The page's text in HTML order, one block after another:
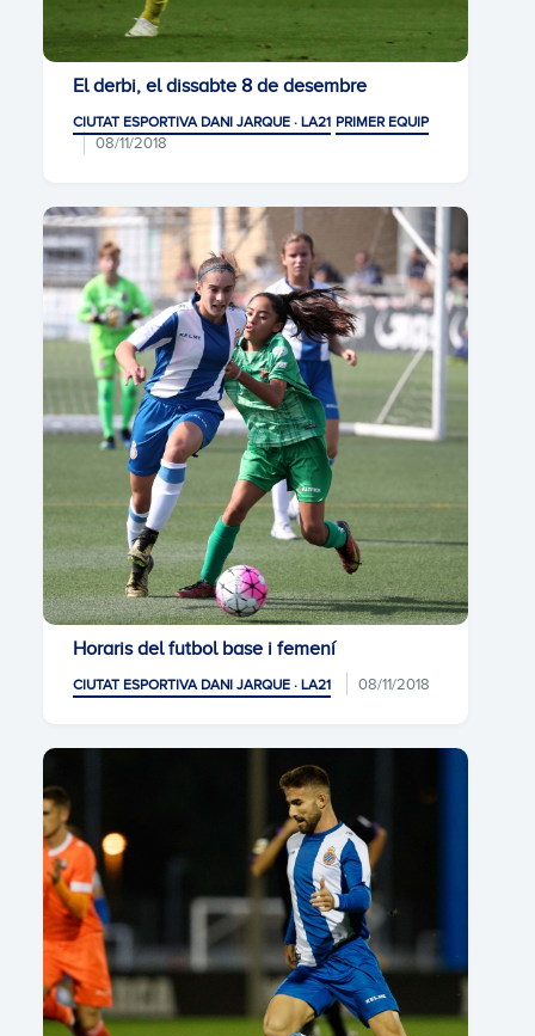
El derbi, el dissabte 8 de desembre
CIUTAT ESPORTIVA DANI JARQUE · LA21 PRIMER EQUIP
08/11/2018
Horaris del futbol base i femení
CIUTAT ESPORTIVA DANI JARQUE · LA21 08/11/2018